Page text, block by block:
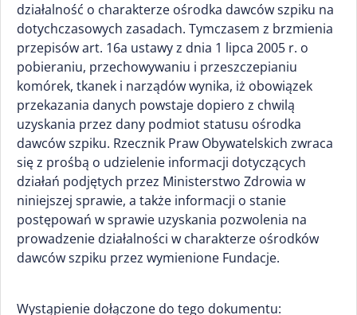
działalność o charakterze ośrodka dawców szpiku na
dotychczasowych zasadach. Tymczasem z brzmienia
przepisów art. 16a ustawy z dnia 1 lipca 2005 r. o
pobieraniu, przechowywaniu i przeszczepianiu
komórek, tkanek i narządów wynika, iż obowiązek
przekazania danych powstaje dopiero z chwilą
uzyskania przez dany podmiot statusu ośrodka
dawców szpiku. Rzecznik Praw Obywatelskich zwraca
się z prośbą o udzielenie informacji dotyczących
działań podjętych przez Ministerstwo Zdrowia w
niniejszej sprawie, a także informacji o stanie
postępowań w sprawie uzyskania pozwolenia na
prowadzenie działalności w charakterze ośrodków
dawców szpiku przez wymienione Fundacje.
Wystąpienie dołączone do tego dokumentu: